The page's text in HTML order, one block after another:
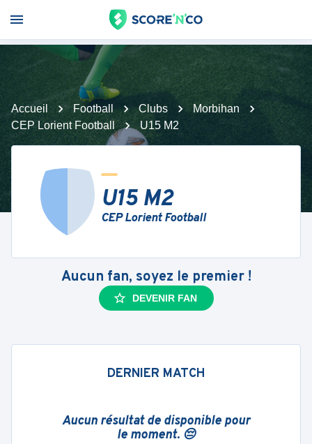
Accueil Football Clubs
Morbihan
CEP Lorient Football
U15 M2
U15 M2
CEP Lorient Football
Aucun fan, soyez le premier !
DEVENIR FAN
DERNIER MATCH
Aucun résultat de disponible pour
le moment. 😔